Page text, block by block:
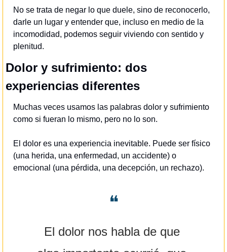
No se trata de negar lo que duele, sino de reconocerlo,
darle un lugar y entender que, incluso en medio de la
incomodidad, podemos seguir viviendo con sentido y
plenitud.
Dolor y sufrimiento: dos
experiencias diferentes
Muchas veces usamos las palabras dolor y sufrimiento
como si fueran lo mismo, pero no lo son.
El dolor es una experiencia inevitable. Puede ser físico
(una herida, una enfermedad, un accidente) o
emocional (una pérdida, una decepción, un rechazo).
❝
El dolor nos habla de que